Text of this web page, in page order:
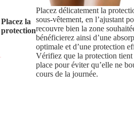
Placez la
protection
Placez délicatement la
sous-vêtement, en l’ajustant
recouvre bien la zone
bénéficierez ainsi d’une
optimale et d’une protection
Vérifiez que la protection tient
place pour éviter qu’elle ne
cours de la journée.